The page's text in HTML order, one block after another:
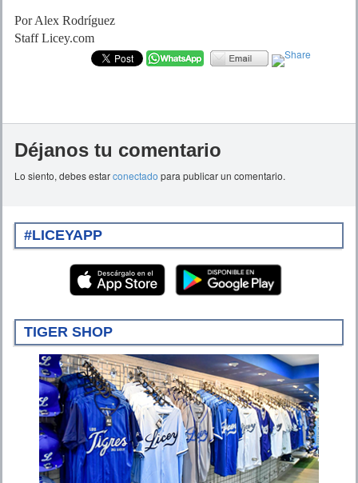
Por Alex Rodríguez
Staff Licey.com
Déjanos tu comentario
Lo siento, debes estarconectado para publicar un comentario.
#LICEYAPP
TIGER SHOP